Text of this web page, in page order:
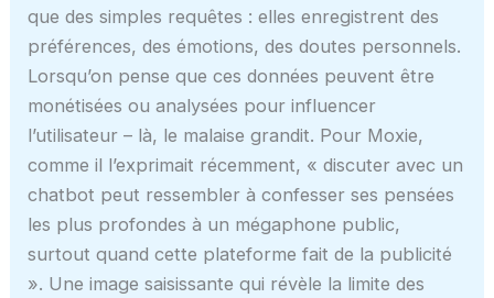
que des simples requêtes : elles enregistrent des
préférences, des émotions, des doutes personnels.
Lorsqu’on pense que ces données peuvent être
monétisées ou analysées pour influencer
l’utilisateur – là, le malaise grandit. Pour Moxie,
comme il l’exprimait récemment, « discuter avec un
chatbot peut ressembler à confesser ses pensées
les plus profondes à un mégaphone public,
surtout quand cette plateforme fait de la publicité
». Une image saisissante qui révèle la limite des